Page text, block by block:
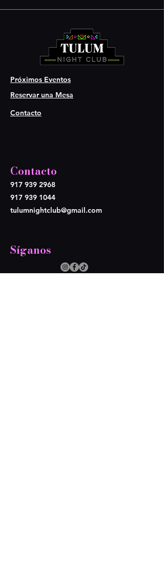
Próximos Eventos
Reservar una Mesa
Contacto
Contacto
917 939 2968
917 939 1044
tulumnightclub@gmail.com
Síganos